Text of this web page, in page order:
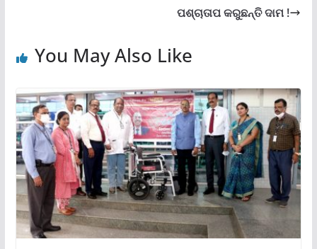
ପଶ୍ଚାତାପ କରୁଛନ୍ତି ଦାମ !
You May Also Like